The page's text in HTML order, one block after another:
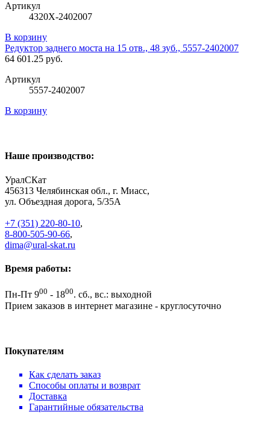
Артикул
4320Х-2402007
В корзину
Редуктор заднего моста на 15 отв., 48 зуб., 5557-2402007
64 601.25 руб.
Артикул
5557-2402007
В корзину
Наше производство:
УралСКат
456313 Челябинская обл., г. Миасс,
ул. Объездная дорога, 5/35А
+7 (351) 220-80-10,
8-800-505-90-66,
dima@ural-skat.ru
Время работы:
Пн-Пт 900 - 1800. сб., вс.: выходной
Прием заказов в интернет магазине - круглосуточно
Покупателям
Как сделать заказ
Способы оплаты и возврат
Доставка
Гарантийные обязательства